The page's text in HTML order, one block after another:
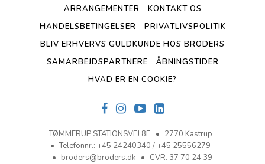
ARRANGEMENTER
KONTAKT OS
HANDELSBETINGELSER
PRIVATLIVSPOLITIK
BLIV ERHVERVS GULDKUNDE HOS BRODERS
SAMARBEJDSPARTNERE
ÅBNINGSTIDER
HVAD ER EN COOKIE?
TØMMERUP STATIONSVEJ 8F
2770 Kastrup
Telefonnr.: +45 24240340 / +45 25556279
broders@broders.dk
CVR. 37 70 24 39